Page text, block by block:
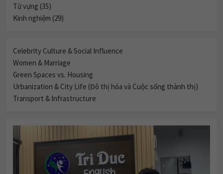
Từ vựng (35)
Kinh nghiệm (29)
Celebrity Culture & Social Influence
Women & Marriage
Green Spaces vs. Housing
Urbanization & City Life (Đô thị hóa và Cuộc sống thành thị)
Transport & Infrastructure